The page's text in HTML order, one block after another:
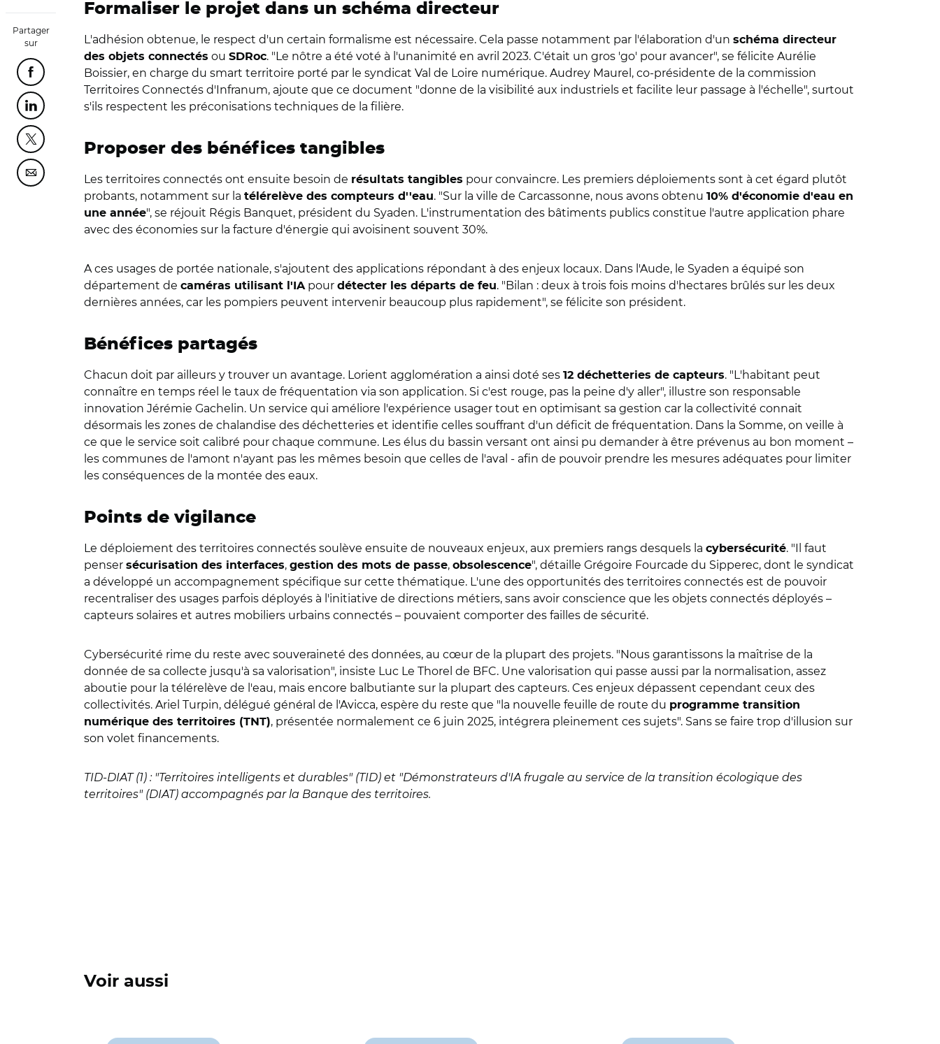
Partager
sur
Partager cette page sur Facebook
Partager cette page sur Linkedin
Partager cette page sur Twitter
Partager cette page sur Courriel
Formaliser le projet dans un schéma directeur
L'adhésion obtenue, le respect d'un certain formalisme est nécessaire. Cela passe notamment par l'élaboration d'un schéma directeur
des objets connectés ou SDRoc. "Le nôtre a été voté à l'unanimité en avril 2023. C'était un gros 'go' pour avancer", se félicite Aurélie
Boissier, en charge du smart territoire porté par le syndicat Val de Loire numérique. Audrey Maurel, co-présidente de la commission
Territoires Connectés d'Infranum, ajoute que ce document "donne de la visibilité aux industriels et facilite leur passage à l'échelle", surtout
s'ils respectent les préconisations techniques de la filière.
Proposer des bénéfices tangibles
Les territoires connectés ont ensuite besoin de résultats tangibles pour convaincre. Les premiers déploiements sont à cet égard plutôt
probants, notamment sur la télérelève des compteurs d''eau. "Sur la ville de Carcassonne, nous avons obtenu 10% d'économie d'eau en
une année", se réjouit Régis Banquet, président du Syaden. L'instrumentation des bâtiments publics constitue l'autre application phare
avec des économies sur la facture d'énergie qui avoisinent souvent 30%.
A ces usages de portée nationale, s'ajoutent des applications répondant à des enjeux locaux. Dans l'Aude, le Syaden a équipé son
département de caméras utilisant l'IApour détecter les départs de feu. "Bilan : deux à trois fois moins d'hectares brûlés sur les deux
dernières années, car les pompiers peuvent intervenir beaucoup plus rapidement", se félicite son président.
Bénéfices partagés
Chacun doit par ailleurs y trouver un avantage. Lorient agglomération a ainsi doté ses 12 déchetteries de capteurs. "L'habitant peut
connaître en temps réel le taux de fréquentation via son application. Si c'est rouge, pas la peine d'y aller", illustre son responsable
innovation Jérémie Gachelin. Un service qui améliore l'expérience usager tout en optimisant sa gestion car la collectivité connait
désormais les zones de chalandise des déchetteries et identifie celles souffrant d'un déficit de fréquentation. Dans la Somme, on veille à
ce que le service soit calibré pour chaque commune. Les élus du bassin versant ont ainsi pu demander à être prévenus au bon moment –
les communes de l'amont n'ayant pas les mêmes besoin que celles de l'aval - afin de pouvoir prendre les mesures adéquates pour limiter
les conséquences de la montée des eaux.
Points de vigilance
Le déploiement des territoires connectés soulève ensuite de nouveaux enjeux, aux premiers rangs desquels la cybersécurité. "Il faut
penser sécurisation des interfaces, gestion des mots de passe, obsolescence", détaille Grégoire Fourcade du Sipperec, dont le syndicat
a développé un accompagnement spécifique sur cette thématique. L'une des opportunités des territoires connectés est de pouvoir
recentraliser des usages parfois déployés à l'initiative de directions métiers, sans avoir conscience que les objets connectés déployés –
capteurs solaires et autres mobiliers urbains connectés – pouvaient comporter des failles de sécurité.
Cybersécurité rime du reste avec souveraineté des données, au cœur de la plupart des projets. "Nous garantissons la maîtrise de la
donnée de sa collecte jusqu'à sa valorisation", insiste Luc Le Thorel de BFC. Une valorisation qui passe aussi par la normalisation, assez
aboutie pour la télérelève de l'eau, mais encore balbutiante sur la plupart des capteurs. Ces enjeux dépassent cependant ceux des
collectivités. Ariel Turpin, délégué général de l'Avicca, espère du reste que "la nouvelle feuille de route du programme transition
numérique des territoires (TNT), présentée normalement ce 6 juin 2025, intégrera pleinement ces sujets". Sans se faire trop d'illusion sur
son volet financements.
TID-DIAT (1) : "Territoires intelligents et durables" (TID) et "Démonstrateurs d'IA frugale au service de la transition écologique des
territoires" (DIAT) accompagnés par la Banque des territoires.
Voir aussi